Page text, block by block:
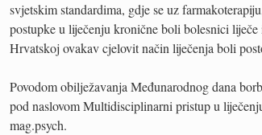
svjetskim standardima, gdje se uz
postupke u liječenju kronične boli bolesnici
Hrvatskoj ovakav cjelovit način liječenja boli
Povodom obilježavanja Međunarodnog dana
pod naslovom Multidisciplinarni pristup u
mag.psych.